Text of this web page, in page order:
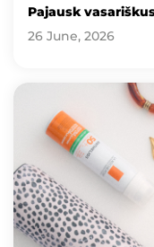
Pajausk
26 June, 2026